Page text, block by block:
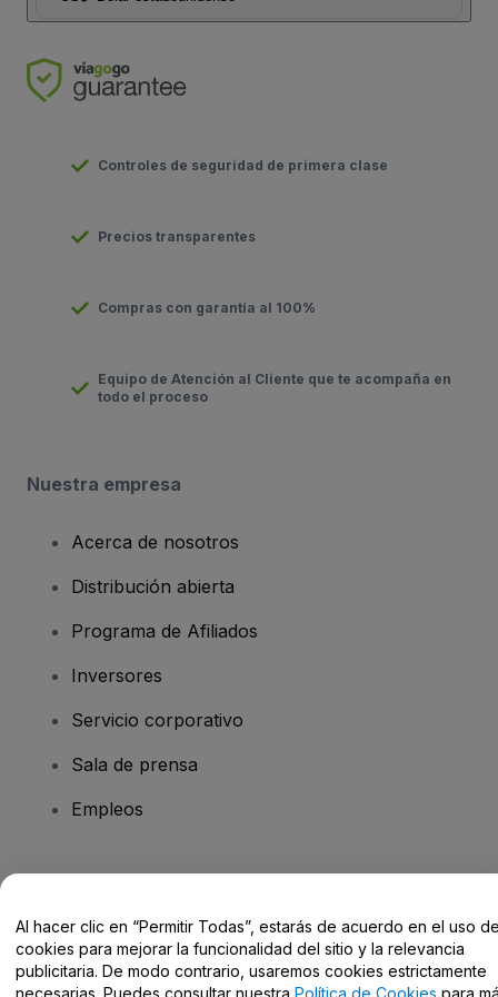
Controles de seguridad de primera clase
Precios transparentes
Compras con garantía al 100%
Equipo de Atención al Cliente que te acompaña en
todo el proceso
Nuestra empresa
Acerca de nosotros
Distribución abierta
Programa de Afiliados
Inversores
Servicio corporativo
Sala de prensa
Empleos
Centro de Ayuda / Contacto
Al hacer clic en “Permitir Todas”, estarás de acuerdo en el uso
cookies para mejorar la funcionalidad del sitio y la relevancia
publicitaria. De modo contrario, usaremos cookies estrictamente
necesarias. Puedes consultar nuestra Política de Cookies para